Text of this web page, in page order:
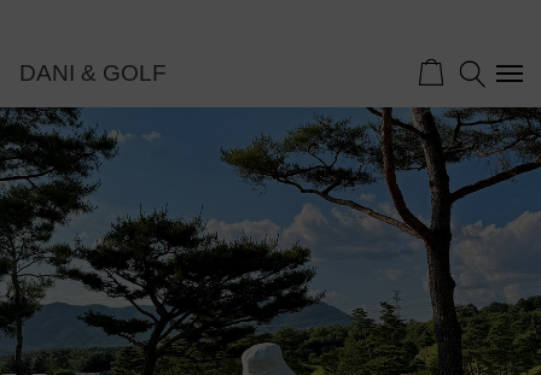
DANI & GOLF